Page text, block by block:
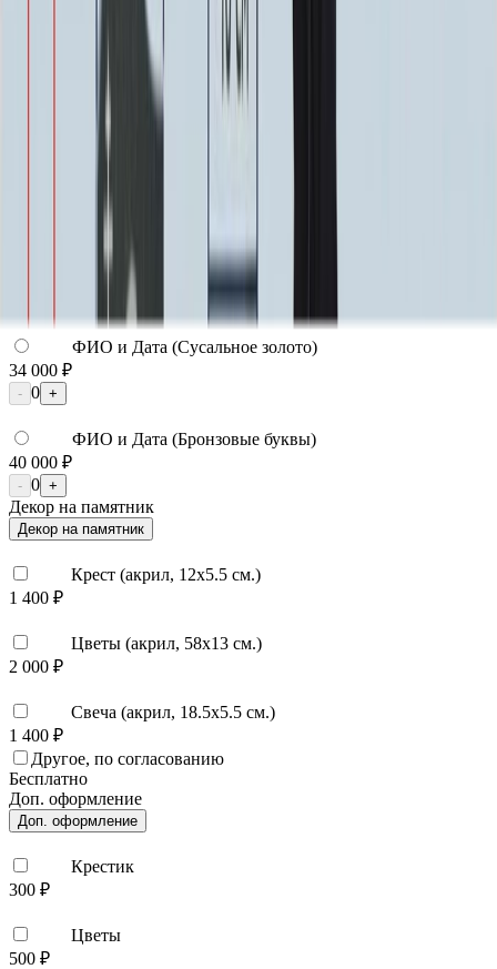
ФИО и Дата (Гравировка)
ФИО и Дата (Скарпель)
ФИО и Дата (Сусальное золото)
34 000 ₽
- 0 +
ФИО и Дата (Бронзовые буквы)
40 000 ₽
- 0 +
Декор на памятник
Декор на памятник
Крест (акрил, 12х5.5 см.)
1 400 ₽
Цветы (акрил, 58х13 см.)
2 000 ₽
Свеча (акрил, 18.5х5.5 см.)
1 400 ₽
Другое, по согласованию
Бесплатно
Доп. оформление
Доп. оформление
Крестик
300 ₽
Цветы
500 ₽